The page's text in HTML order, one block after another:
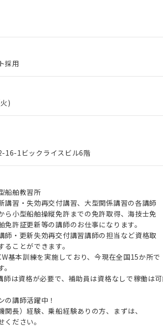
採用
)
16-1ビックライスビル6階
船舶教習所
講習・失効再交付講習、大型関係講習の各講師
ら小型船舶操縦免許までの免許取得、海技士免
許証更新等の講師のお仕事になります。
師・更新失効再交付講習講師の担当など資格取
ことができます。
基本訓練を実施しており、今現在全国15か所で
師は資格が必要で、補助員は資格なしで稼働は
の講師活躍中！
関長）経験、乗船経験ありの方、まずは、
ださい。